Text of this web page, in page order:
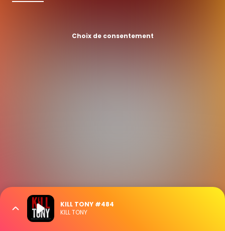
Choix de consentement
KILL TONY #484
KILL TONY